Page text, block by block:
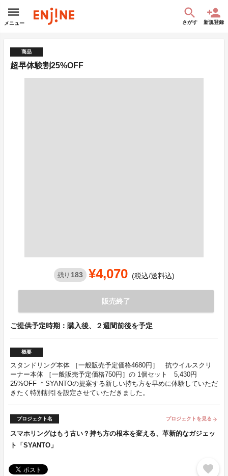
メニュー さがす 新規登録
商品
超早体験割25%OFF
残り 183 ¥4,070 (税込/送料込)
販売終了
ご提供予定時期：購入後、２週間前後を予定
概要
スタンドリング本体 ［一般販売予定価格4680円］ 抗ウイルスクリ
ーナー本体 ［一般販売予定価格750円］の 1個セット 5,430円
25%OFF ＊SYANTOの提案する新しい持ち方を早めに体験していただ
きたく特別割引を設定させていただきました。
プロジェクト名 プロジェクトを見る arrow_forward
スマホリングはもう古い？持ち方の根本を変える、革新的なガジェッ
ト「SYANTO」
favorite